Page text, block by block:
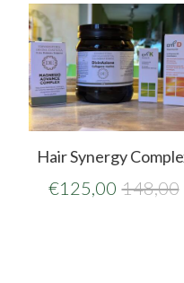
Hair Synergy Complex
€125,00 148,00